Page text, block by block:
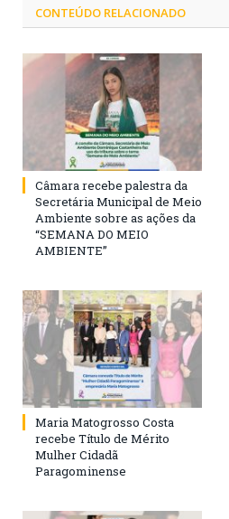
CONTEÚDO RELACIONADO
Câmara recebe palestra da
Secretária Municipal de Meio
Ambiente sobre as ações da
“SEMANA DO MEIO
AMBIENTE”
Maria Matogrosso Costa
recebe Título de Mérito
Mulher Cidadã
Paragominense